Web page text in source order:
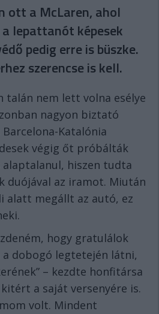
ott a McLaren, ahol
lepattanót képesek
pedig erre is büszke.
szerencse is kell.
talán nem lett volna esélye
nagyon biztató
Katalónia
végig őt próbálták
alaptalanul, hiszen tudta
duójával az iramot. Miután
alatt megállt az autó, ez
hogy gratulálok
a dobogó legtetején látni,
– kezdte honfitársa
a saját versenyére is.
volt. Mindent